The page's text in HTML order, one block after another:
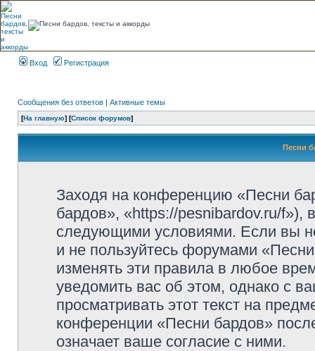
Вход Регистрация
Сообщения без ответов | Активные темы
[На главную] [Список форумов]
Песни
Заходя на конференцию «Песни
бардов», «https://pesnibardov.ru/f»),
следующими условиями. Если вы
и не пользуйтесь форумами
изменять эти правила в любое
уведомить вас об этом, однако с
просматривать этот текст на
конференции «Песни бардов»
означает ваше согласие с ними.